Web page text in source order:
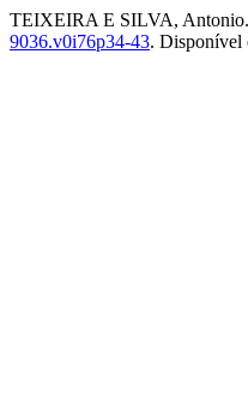
TEIXEIRA E SILVA, Antonio.
9036.v0i76p34-43. Disponível